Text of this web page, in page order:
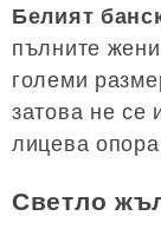
Белият
пълните
големи
затова не се
лицева
Светло